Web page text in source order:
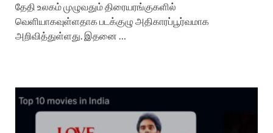
தேதி உலகம் முழுவதும் திரையரங்குகளில்
வெளியாகவுள்ளதாக படக்குழு அதிகாரப்பூர்வமாக
அறிவித்துள்ளது. இதனை …